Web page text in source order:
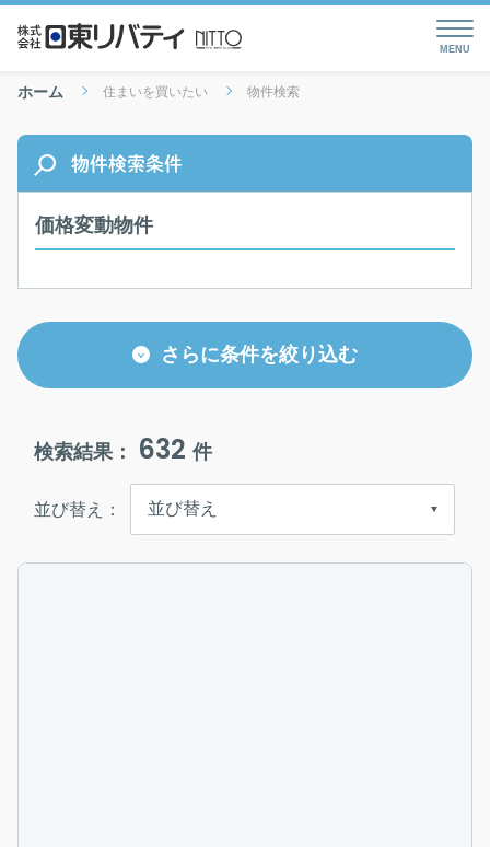
ホーム 住まいを買いたい 物件検索
物件検索条件
価格変動物件
さらに条件を絞り込む
検索結果： 632 件
並び替え：